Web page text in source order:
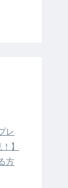
レ
】
方